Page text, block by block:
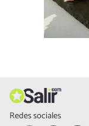
Redes sociales